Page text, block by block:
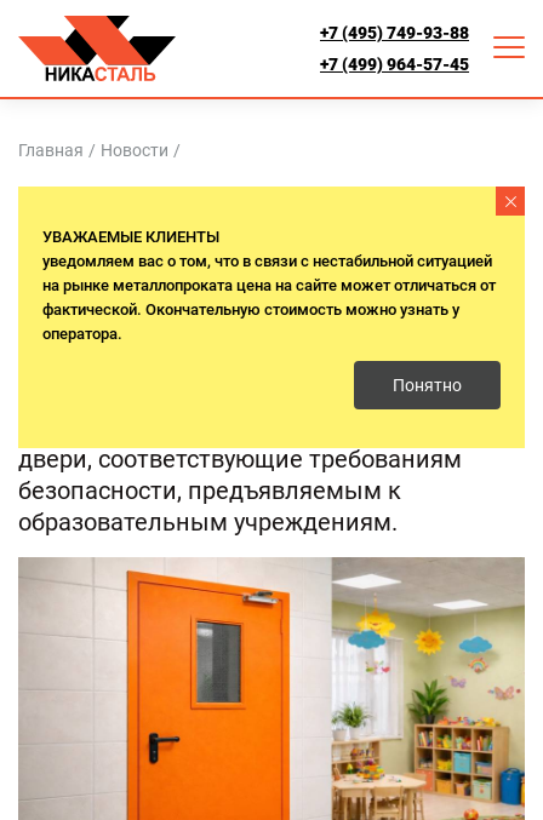
+7 (495) 749-93-88
+7 (499) 964-57-45
Главная / Новости /
ДВЕРИ ДЛЯ ДЕТСКОГО САДА В
МОСКВЕ
двери, соответствующие требованиям
безопасности, предъявляемым к
образовательным учреждениям.
УВАЖАЕМЫЕ КЛИЕНТЫ
уведомляем вас о том, что в связи с нестабильной ситуацией
на рынке металлопроката цена на сайте может отличаться от
фактической. Окончательную стоимость можно узнать у
оператора.
Понятно